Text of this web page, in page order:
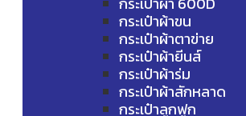
กระเป๋าผ้าขน
กระเป๋าผ้าตาข่าย
กระเป๋าผ้ายีนส์
กระเป๋าผ้าร่ม
กระเป๋าผ้าสักหลาด
กระเป๋าลูกฟูก